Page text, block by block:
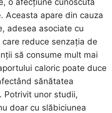
Aceasta apare din cauza
adesea asociate cu
reduce senzația de
să consume mult mai
caloric poate duce
sănătatea
Potrivit unor studii,
doar cu slăbiciunea